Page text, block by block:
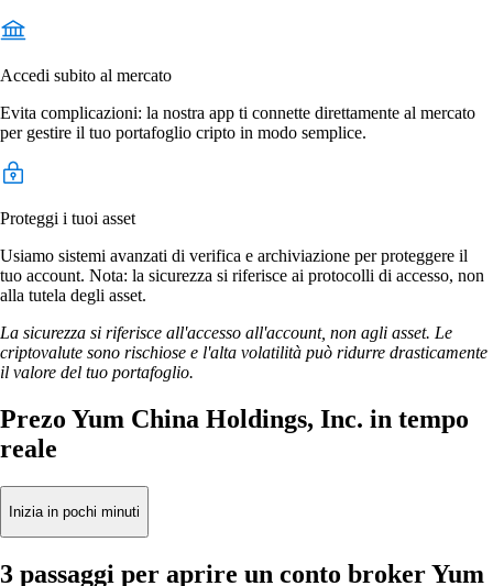
Accedi subito al mercato
Evita complicazioni: la nostra app ti connette direttamente al mercato
per gestire il tuo portafoglio cripto in modo semplice.
Proteggi i tuoi asset
Usiamo sistemi avanzati di verifica e archiviazione per proteggere il
tuo account. Nota: la sicurezza si riferisce ai protocolli di accesso, non
alla tutela degli asset.
La sicurezza si riferisce all'accesso all'account, non agli asset. Le
criptovalute sono rischiose e l'alta volatilità può ridurre drasticamente
il valore del tuo portafoglio.
Prezo Yum China Holdings, Inc. in tempo
reale
Inizia in pochi minuti
3 passaggi per aprire un conto broker Yum